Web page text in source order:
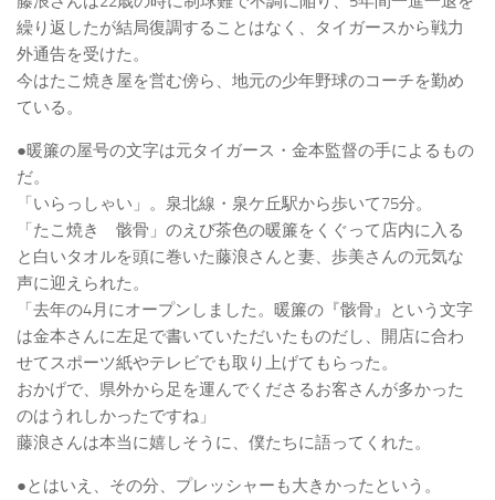
繰り返したが結局復調することはなく、タイガースから戦力
外通告を受けた。
今はたこ焼き屋を営む傍ら、地元の少年野球のコーチを勤め
ている。
●暖簾の屋号の文字は元タイガース・金本監督の手によるもの
だ。
「いらっしゃい」。泉北線・泉ケ丘駅から歩いて75分。
「たこ焼き 骸骨」のえび茶色の暖簾をくぐって店内に入る
と白いタオルを頭に巻いた藤浪さんと妻、歩美さんの元気な
声に迎えられた。
「去年の4月にオープンしました。暖簾の『骸骨』という文字
は金本さんに左足で書いていただいたものだし、開店に合わ
せてスポーツ紙やテレビでも取り上げてもらった。
おかげで、県外から足を運んでくださるお客さんが多かった
のはうれしかったですね」
藤浪さんは本当に嬉しそうに、僕たちに語ってくれた。
●とはいえ、その分、プレッシャーも大きかったという。